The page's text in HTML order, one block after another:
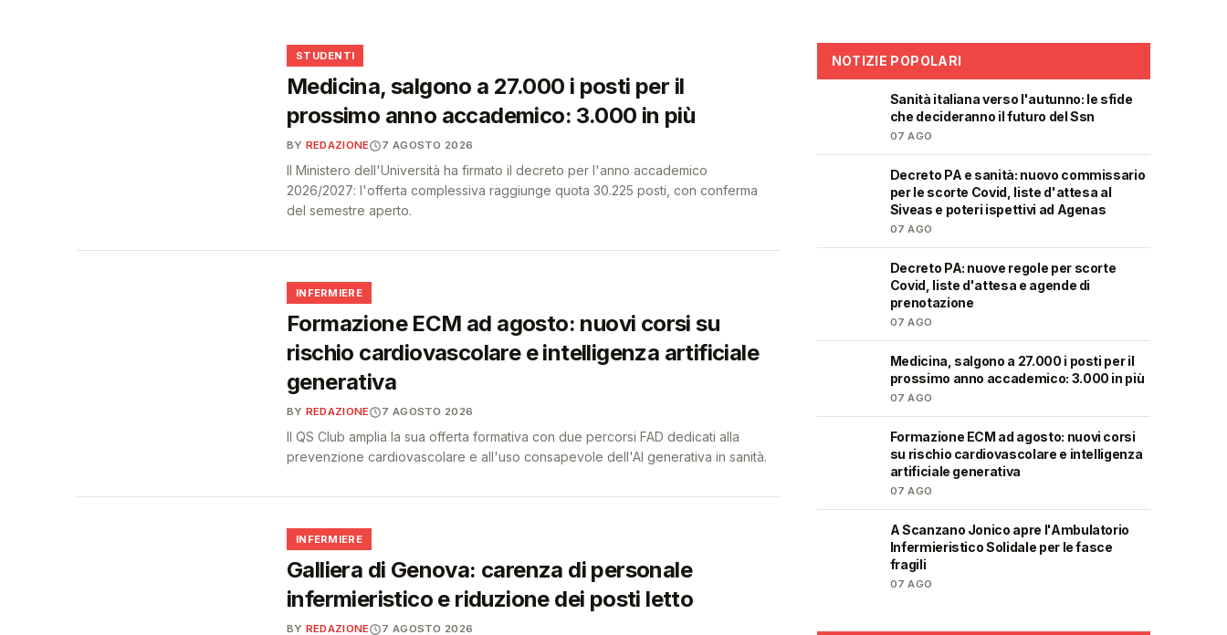
STUDENTI
Medicina, salgono a 27.000 i posti per il
prossimo anno accademico: 3.000 in più
BY REDAZIONE 7 AGOSTO 2026
Il Ministero dell'Università ha firmato il decreto per l'anno accademico
2026/2027: l'offerta complessiva raggiunge quota 30.225 posti, con conferma
del semestre aperto.
INFERMIERE
Formazione ECM ad agosto: nuovi corsi su
rischio cardiovascolare e intelligenza artificiale
generativa
BY REDAZIONE 7 AGOSTO 2026
Il QS Club amplia la sua offerta formativa con due percorsi FAD dedicati alla
prevenzione cardiovascolare e all'uso consapevole dell'AI generativa in sanità.
INFERMIERE
Galliera di Genova: carenza di personale
infermieristico e riduzione dei posti letto
BY REDAZIONE 7 AGOSTO 2026
NOTIZIE POPOLARI
Sanità italiana verso l'autunno: le sfide
che decideranno il futuro del Ssn
07 AGO
Decreto PA e sanità: nuovo commissario
per le scorte Covid, liste d'attesa al
Siveas e poteri ispettivi ad Agenas
07 AGO
Decreto PA: nuove regole per scorte
Covid, liste d'attesa e agende di
prenotazione
07 AGO
Medicina, salgono a 27.000 i posti per il
prossimo anno accademico: 3.000 in più
07 AGO
Formazione ECM ad agosto: nuovi corsi
su rischio cardiovascolare e intelligenza
artificiale generativa
07 AGO
A Scanzano Jonico apre l'Ambulatorio
Infermieristico Solidale per le fasce
fragili
07 AGO